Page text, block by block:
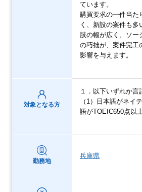
ています。
購買要求の一件当た
く、新設の案件も多
肢の幅が広く、ソー
の巧拙が、案件完工
影響を与えます。
対象となる方
１．以下いずれか言
（1）日本語がネイ
語がTOEIC650点以
勤務地
兵庫県